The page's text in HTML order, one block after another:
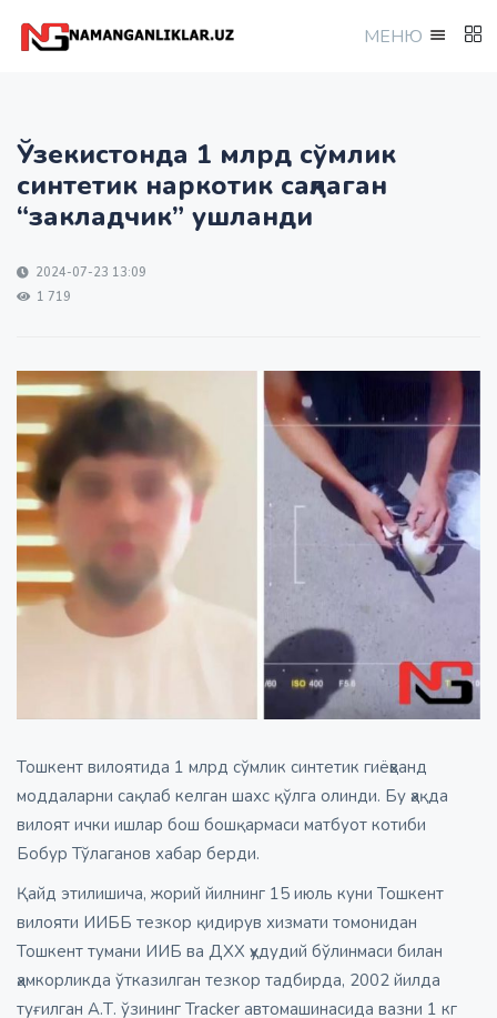
МEНЮ
Ўзекистонда 1 млрд сўмлик
синтетик наркотик сақлаган
“закладчик” ушланди
2024-07-23 13:09
1 719
Тошкент вилоятида 1 млрд сўмлик синтетик гиёҳванд
моддаларни сақлаб келган шахс қўлга олинди. Бу ҳақда
вилоят ички ишлар бош бошқармаси матбуот котиби
Бобур Тўлаганов хабар берди.
Қайд этилишича, жорий йилнинг 15 июль куни Тошкент
вилояти ИИББ тезкор қидирув хизмати томонидан
Тошкент тумани ИИБ ва ДХХ ҳудудий бўлинмаси билан
ҳамкорликда ўтказилган тезкор тадбирда, 2002 йилда
туғилган А.Т. ўзининг Tracker автомашинасида вазни 1 кг